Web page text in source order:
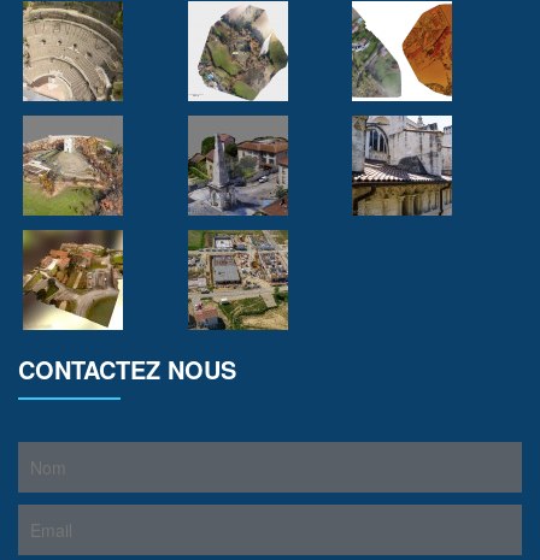
CONTACTEZ NOUS